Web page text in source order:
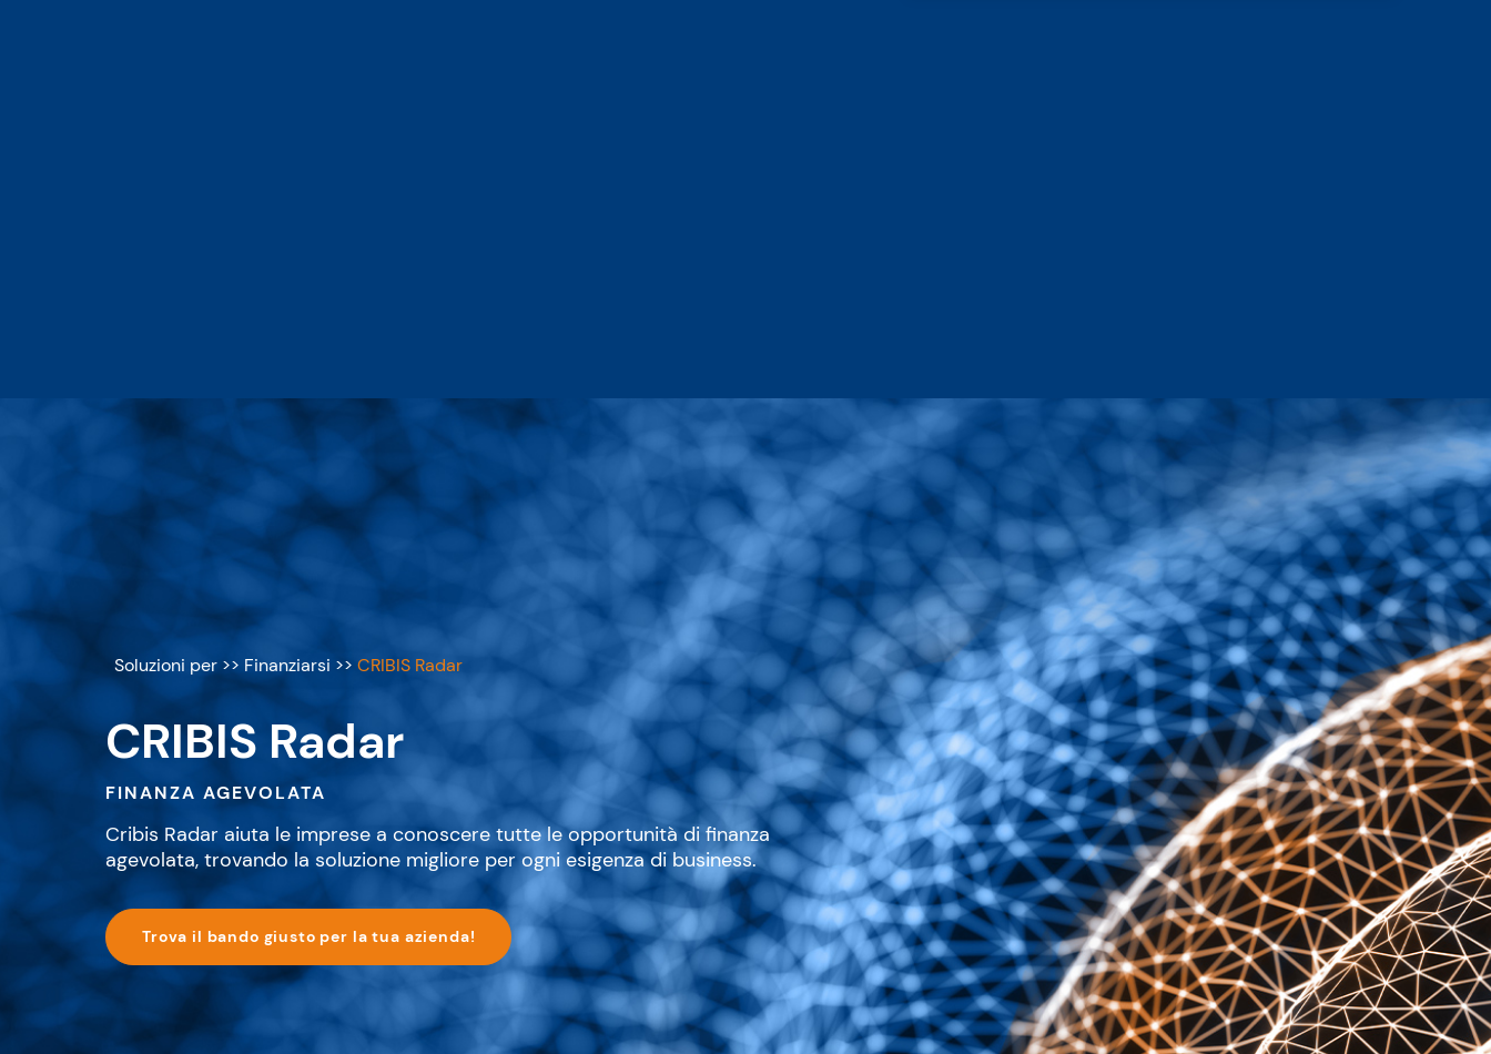
Soluzioni per >> Finanziarsi >> CRIBIS Radar
CRIBIS Radar
FINANZA AGEVOLATA
Cribis Radar aiuta le imprese a conoscere tutte le opportunità di finanza
agevolata, trovando la soluzione migliore per ogni esigenza di business.
Trova il bando giusto per la tua azienda!